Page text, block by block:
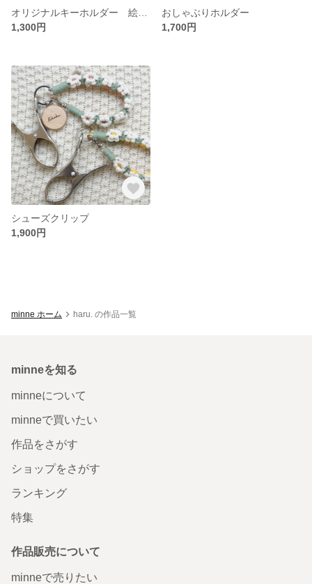
1,300円
おしゃぶりホルダー
1,700円
シューズクリップ
1,900円
minne ホーム haru. の作品一覧
minneを知る
minneについて
minneで買いたい
作品をさがす
ショップをさがす
ランキング
特集
作品販売について
minneで売りたい